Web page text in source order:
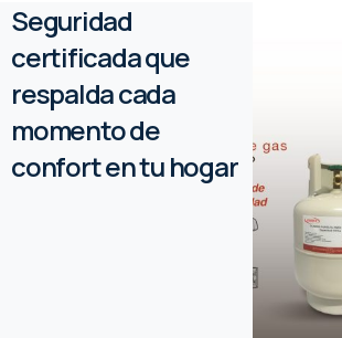
Seguridad
certificada que
respalda cada
momento de
confort en tu hogar